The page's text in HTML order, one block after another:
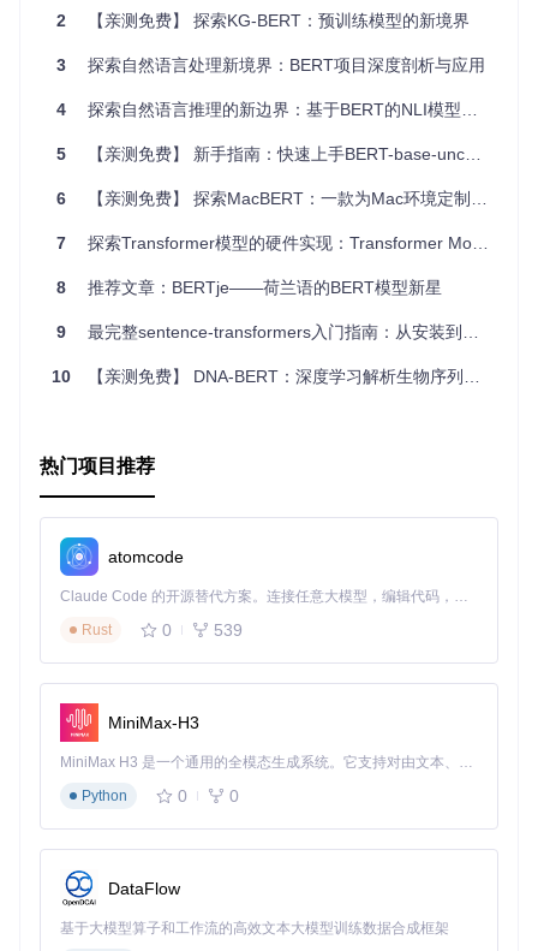
研究应用：为NLP研究人员提供了一个探索领域适应和BER
T微调的平台，有助于推动相关领域的理论和技术发展。
据并转化为适合BERT微调的格式。
行。
即插即用的BERT模型：可以直接使用预训练的BERT-ADA
模型，无需从头开始训练。
灵活性：支持多种场景下的数据集，包括单一领域和跨领域
总之，无论您是企业级的应用开发者还是学术研究者，Adapt
or Get Left Behind 都能为您提供一套强大的工具，助您在
情感分析的道路上游刃有余。立即加入这个项目，开启您的领
2 【亲测免费】 探索KG-BERT：预训练模型的新境界
3 探索自然语言处理新境界：BERT项目深度剖析与应用
4 探索自然语言推理的新边界：基于BERT的NLI模型推荐
5 【亲测免费】 新手指南：快速上手BERT-base-uncased模型
6 【亲测免费】 探索MacBERT：一款为Mac环境定制的预训练语言模型
7 探索Transformer模型的硬件实现：Transformer Models Silicon Research
8 推荐文章：BERTje——荷兰语的BERT模型新星
9 最完整sentence-transformers入门指南：从安装到生产部署全流程
10 【亲测免费】 DNA-BERT：深度学习解析生物序列的新里程碑
热门项目推荐
atomcode
Claude Code 的开源替代方案。连接任意大模型，编辑代码，运行命令，自动验证 — 全自动执行。用 Rust 构建，极致性能。 ｜ An open-source alternative to Claude Code. Connect any LLM, edit code, run commands, and verify changes — autonomously. Built in Rust for speed. Get Started
Rust
0 539
MiniMax-H3
MiniMax H3 是一个通用的全模态生成系统。它支持对由文本、图像、视频和音频组成的多模态上下文进行统一理解，并能生成分辨率高达 2K、时长可达 15 秒的带原生立体声音频的视频。得益于面向任务泛化的系统设计，H3 在预训练阶段就已具备广泛的多模态上下文理解与生成能力，能够出色地执行复杂的多模态指令。
Python
0 0
DataFlow
基于大模型算子和工作流的高效文本大模型训练数据合成框架